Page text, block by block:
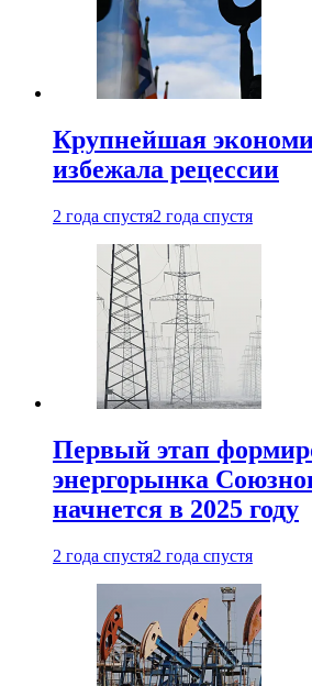
Крупнейшая
избежала рецессии
2 года спустя2 года спустя
Первый этап
энергорынка
начнется в 2025 году
2 года спустя2 года спустя